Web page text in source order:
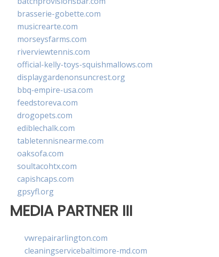
brasserie-gobette.com
musicrearte.com
morseysfarms.com
riverviewtennis.com
official-kelly-toys-squishmallows.com
displaygardenonsuncrest.org
bbq-empire-usa.com
feedstoreva.com
drogopets.com
ediblechalk.com
tabletennisnearme.com
oaksofa.com
soultacohtx.com
capishcaps.com
gpsyfl.org
MEDIA PARTNER III
vwrepairarlington.com
cleaningservicebaltimore-md.com